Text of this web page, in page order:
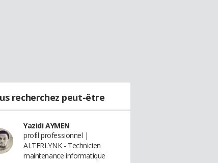
recherchez peut-être
Yazidi AYMEN
profil professionnel |
ALTERLYNK - Technicien
maintenance informatique